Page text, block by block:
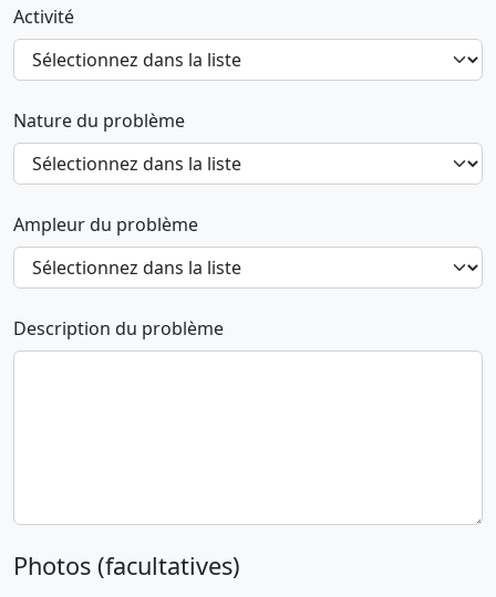
Activité
Nature du problème
Ampleur du problème
Description du problème
Photos (facultatives)